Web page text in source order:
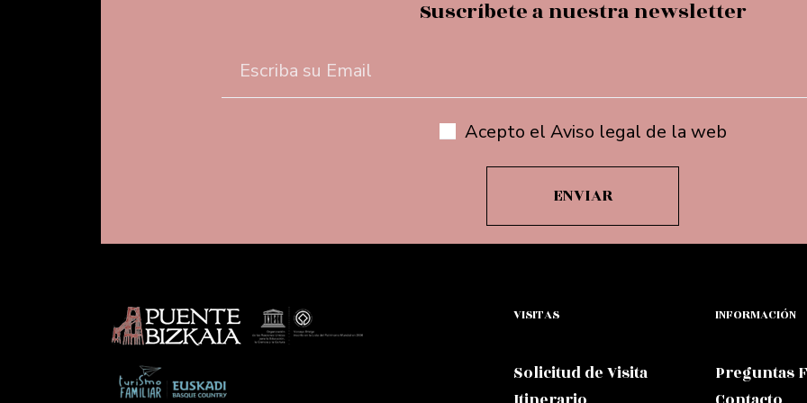
Suscríbete a nuestra newsletter
Acepto el Aviso legal de la web
VISITAS
Solicitud de Visita
INFORMACIÓN
Preguntas